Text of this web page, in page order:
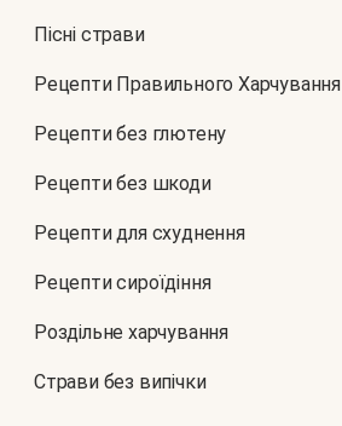
Пісні страви
Рецепти Правильного Харчування
Рецепти без глютену
Рецепти без шкоди
Рецепти для схуднення
Рецепти сироїдіння
Роздільне харчування
Страви без випічки